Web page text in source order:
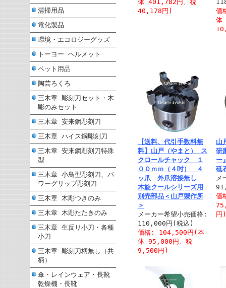
清掃用品
電化製品
環境・エコロジーグッズ
トーヨー ヘルメット
ペット用品
陶芸ろくろ
三木章 彫刻刀セット・木
彫のみセット
三木章 安来鋼彫刻刀
三木章 ハイス鋼彫刻刀
三木章 安来鋼彫刻刀特殊
型
三木章 小鳥型彫刻刀、パ
ワーグリップ彫刻刀
三木章 木彫つきのみ
三木章 木彫たたきのみ
三木章 生反り小刀・各種
小刀
三木章 彫刻刀柄無し（共
柄）
傘・レインウェア・長靴
乾燥機・長靴
体 401,782円、税
40,178円)
価
体
【送料、代引手数料無
料】山戸（やまと） ス
クロールチャック １
００ｍｍ（４吋） ４
ッ爪 外爪溶接無し
木旋クールシリーズ用
別売部品＜山戸製作所
＞
メーカー希望小売価格:
110,000円(税込)
価格: 104,500円(本
体 95,000円、税
9,500円)
山
研
ー
砥
メ
価
円)